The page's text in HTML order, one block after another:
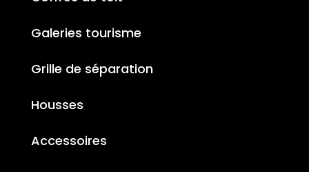
Galeries tourisme
Grille de séparation
Housses
Accessoires